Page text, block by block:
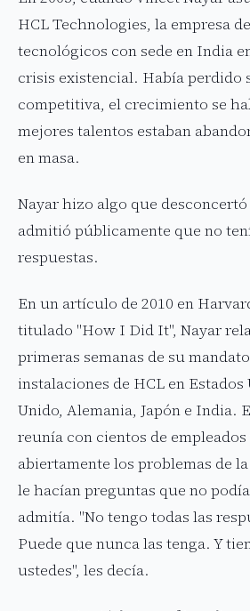
HCL Technologies, la empresa
tecnológicos con sede en India
crisis existencial. Había perdido
competitiva, el crecimiento se
mejores talentos estaban
en masa.
Nayar hizo algo que
admitió públicamente que no
respuestas.
En un artículo de 2010 en
titulado "How I Did It", Nayar
primeras semanas de su
instalaciones de HCL en Estados
Unido, Alemania, Japón e India.
reunía con cientos de
abiertamente los problemas de
le hacían preguntas que no
admitía. "No tengo todas las
Puede que nunca las tenga. Y
ustedes", les decía.